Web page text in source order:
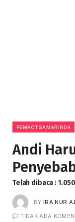
PEMKOT SAMARINDA
Andi
Telah dibaca :
BY IRA NUR
TIDAK ADA